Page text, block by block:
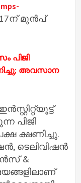
മുൻപ്
പിജി
അവസാന
പിജി
ക്ഷണിച്ചു.
ടെലിവിഷന്‍
&